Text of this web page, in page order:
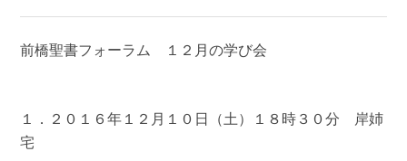
前橋聖書フォーラム １２月の学び会
１．２０１６年１２月１０日（土）１８時３０分 岸姉
宅